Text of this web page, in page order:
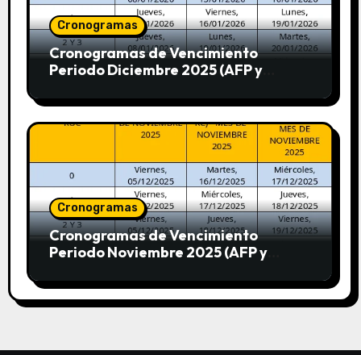
Cronogramas
Cronogramas de Vencimiento
Periodo Diciembre 2025 (AFP y
Cronogramas
Cronogramas de Vencimiento
Periodo Noviembre 2025 (AFP y